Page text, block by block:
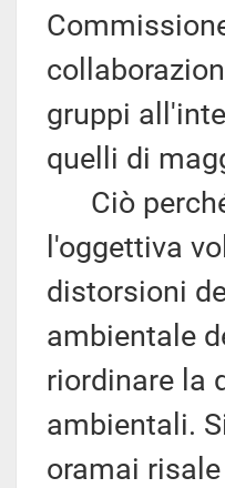
gruppi
quelli di
Ciò
l'oggettiva
distorsioni
ambientale
riordinare la
ambientali.
oramai